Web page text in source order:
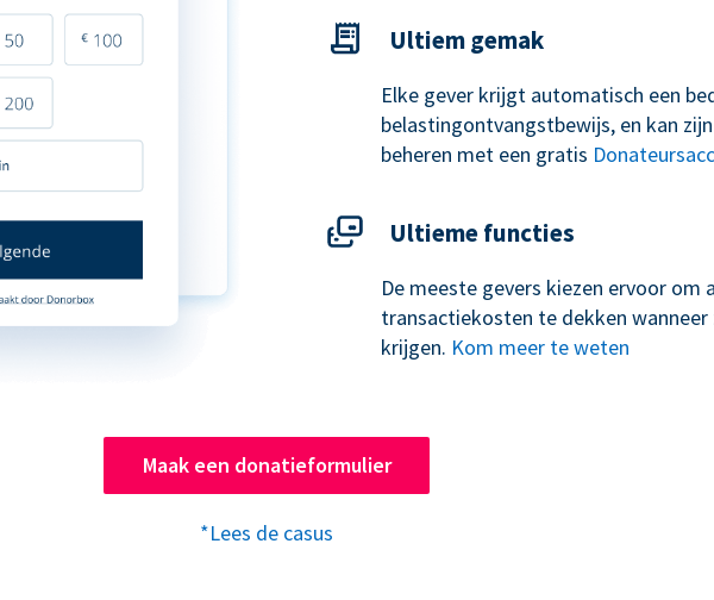
Ultiem gemak
Elke gever krijgt automatisch een
belastingontvangstbewijs, en kan
beheren met een gratis
Ultieme functies
De meeste gevers kiezen ervoor om
transactiekosten te dekken wanneer
krijgen. Kom meer te weten
Maak een donatieformulier
*Lees de casus